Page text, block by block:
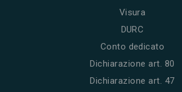
Visura
DURC
Conto dedicato
Dichiarazione art. 80
Dichiarazione art. 47